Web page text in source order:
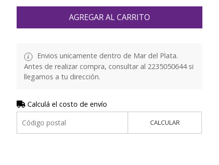
AGREGAR AL CARRITO
Envios unicamente dentro de Mar del Plata.
Antes de realizar compra, consultar al 2235050644 si
llegamos a tu dirección.
Calculá el costo de envío
CALCULAR